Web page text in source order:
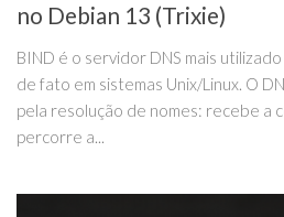
no Debian 13 (Trixie)
BIND é o servidor DNS mais
de fato em sistemas Unix/Linux. O
pela resolução de nomes: recebe a
percorre a...